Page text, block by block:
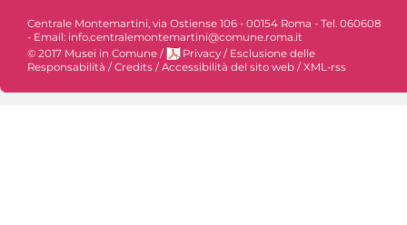
Centrale Montemartini, via Ostiense 106 - 00154 Roma - Tel. 060608
- Email: info.centralemontemartini@comune.roma.it
© 2017 Musei in Comune / Privacy / Esclusione delle
Responsabilità /Credits /Accessibilità del sito web /XML-rss